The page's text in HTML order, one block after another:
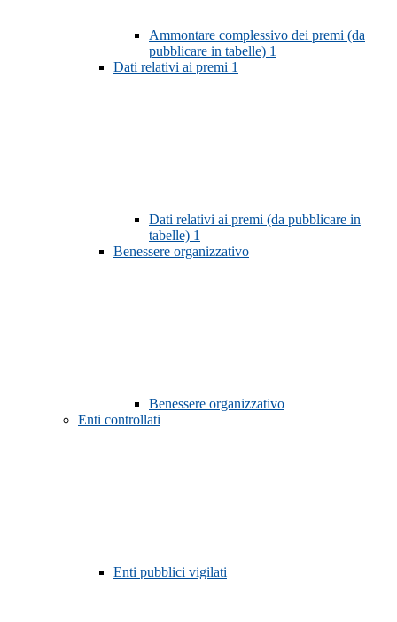
Ammontare complessivo dei premi (da
pubblicare in tabelle) 1
Dati relativi ai premi 1
Dati relativi ai premi (da pubblicare in
tabelle) 1
Benessere organizzativo
Benessere organizzativo
Enti controllati
Enti pubblici vigilati